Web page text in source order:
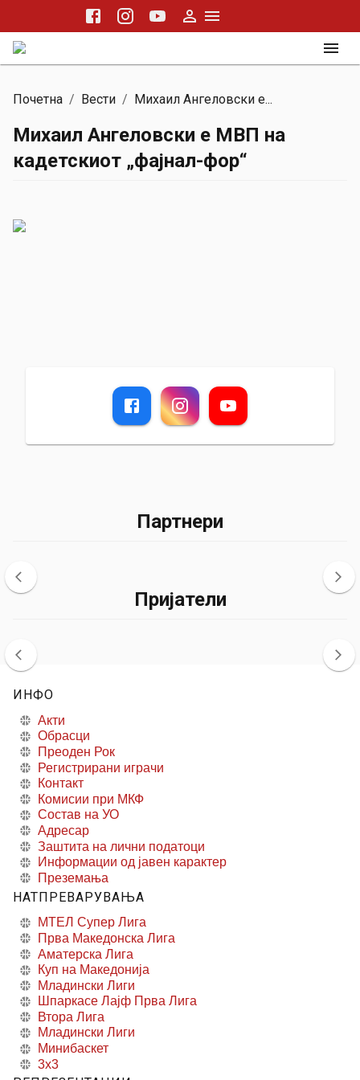
Почетна / Вести / Михаил Ангеловски е...
Михаил Ангеловски е МВП на
кадетскиот „фајнал-фор“
Партнери
Пријатели
ИНФО
Акти
Обрасци
Преоден Рок
Регистрирани играчи
Контакт
Комисии при МКФ
Состав на УО
Адресар
Заштита на лични податоци
Информации од јавен карактер
Преземања
НАТПРЕВАРУВАЊА
МТЕЛ Супер Лига
Прва Македонска Лига
Аматерска Лига
Куп на Македонија
Младински Лиги
Шпаркасе Лајф Прва Лига
Втора Лига
Младински Лиги
Минибаскет
3x3